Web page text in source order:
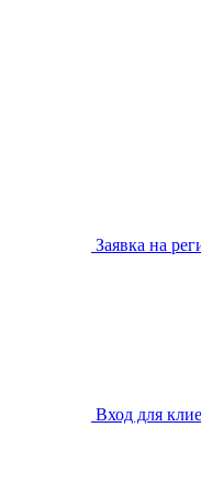
Заявка на
Вход для